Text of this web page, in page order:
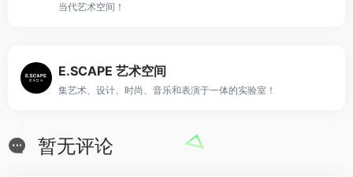
当代艺术空间！
E.SCAPE 艺术空间
集艺术、设计、时尚、音乐和表演于一体的实验室！
暂无评论